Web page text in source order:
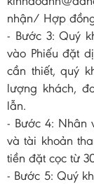
nhận/ Hợp
- Bước 3: Quý
vào Phiếu đặt
cần thiết, quý
lượng khách,
lẫn.
- Bước 4: Nhân
và tài khoản
tiền đặt cọc từ
- Bước 5: Quý